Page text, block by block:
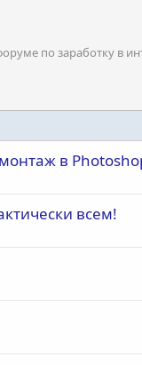
по заработку в
в
всем!